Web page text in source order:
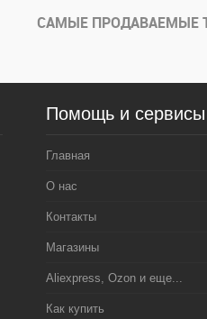
САМЫЕ ПРОДАВАЕМЫЕ
Помощь и сервисы
Главная
О нас
Контакты
Магазины
Aliexpress, Ozon и еще...
Как купить